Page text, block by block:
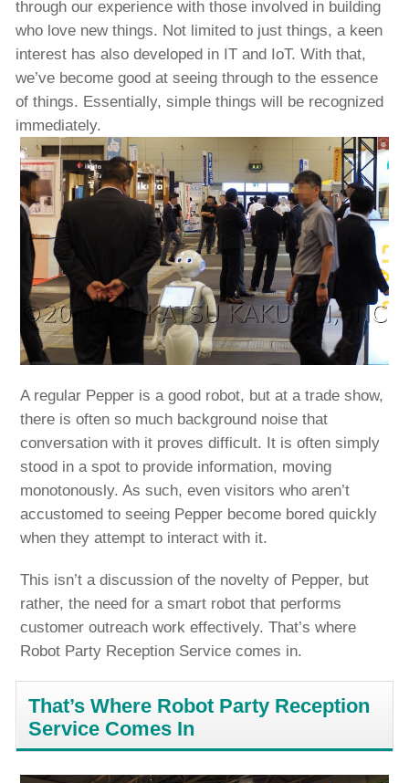
through our experience with those involved in building
who love new things. Not limited to just things, a keen
interest has also developed in IT and IoT. With that,
we’ve become good at seeing through to the essence
of things. Essentially, simple things will be recognized
immediately.
A regular Pepper is a good robot, but at a trade show,
there is often so much background noise that
conversation with it proves difficult. It is often simply
stood in a spot to provide information, moving
monotonously. As such, even visitors who aren’t
accustomed to seeing Pepper become bored quickly
when they attempt to interact with it.
This isn’t a discussion of the novelty of Pepper, but
rather, the need for a smart robot that performs
customer outreach work effectively. That’s where
Robot Party Reception Service comes in.
That’s Where Robot Party Reception
Service Comes In